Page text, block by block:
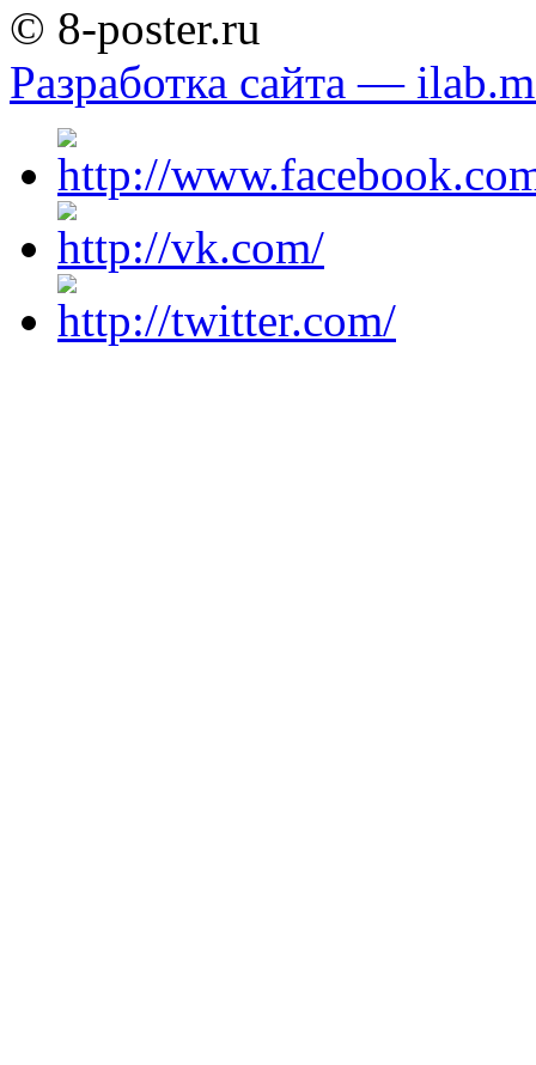
© 8-poster.ru
Разработка сайта —